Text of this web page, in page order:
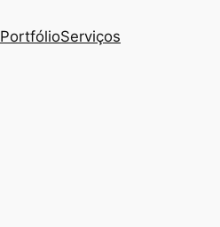
PortfólioServiços